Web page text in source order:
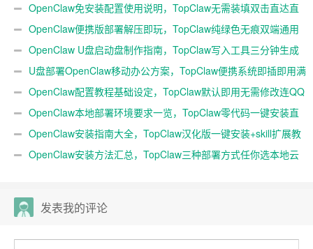
OpenClaw免安装配置使用说明，TopClaw无需装填双击直达直
连飞书OpenClaw便携版部署解压即玩，TopClaw纯绿色无痕双端通用
免费满血
OpenClaw U盘启动盘制作指南，TopClaw写入工具三分钟生成
随身AIU盘部署OpenClaw移动办公方案，TopClaw便携系统即插即用满
血开箱OpenClaw配置教程基础设定，TopClaw默认即用无需修改连QQ
微信OpenClaw本地部署环境要求一览，TopClaw零代码一键安装直
连微信教程
OpenClaw安装指南大全，TopClaw汉化版一键安装+skill扩展教
程 OpenClaw安装方法汇总，TopClaw三种部署方式任你选本地云
发表我的评论